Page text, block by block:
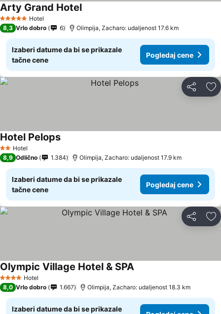
5 ZvezdiceHotel
Arty Grand Hotel
8,3 Vrlo dobro 6 Olimpija, Zacharo: udaljenost 17.6 km
Izaberi datume da bi se prikazale
tačne cene
Pogledaj cene
Deli
2 Zvezdice
Hotel
Hotel Pelops
8,9 Odlično 1.384 Olimpija, Zacharo: udaljenost 17.9 km
Izaberi datume da bi se prikazale
tačne cene
Pogledaj cene
Deli
4 ZvezdiceHotel
Olympic Village Hotel & SPA
8,0 Vrlo dobro 1.667 Olimpija, Zacharo: udaljenost 18.3 km
Izaberi datume da bi se prikazale